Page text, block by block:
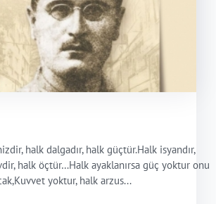
halk dalgadır, halk güçtür.Halk isyandır,
halk öçtür…Halk ayaklanırsa güç yoktur onu
yoktur, halk arzus...